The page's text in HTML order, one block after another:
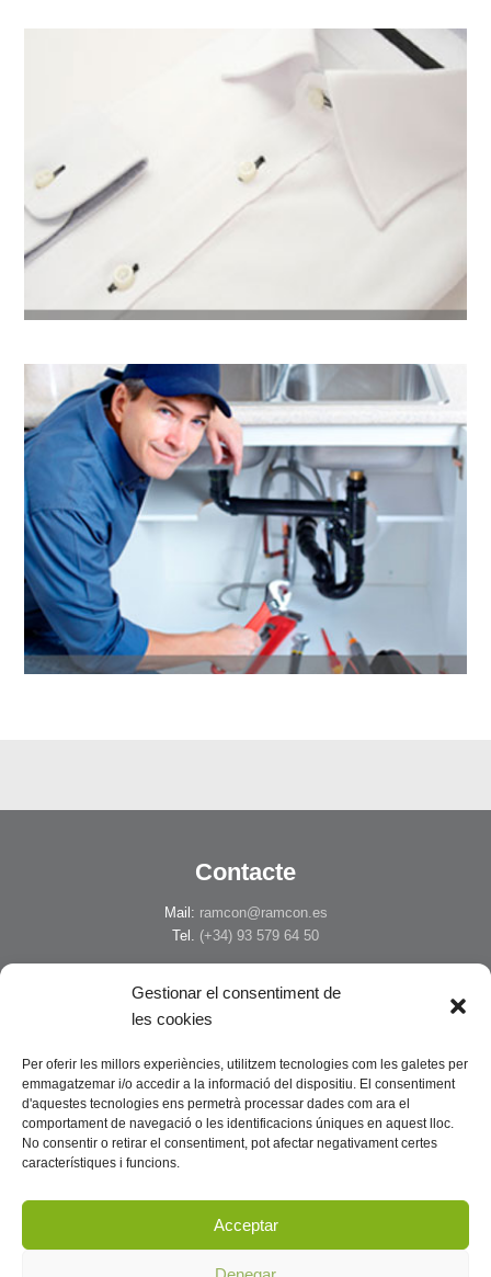
Gestionar el consentiment de
les cookies
Per oferir les millors experiències, utilitzem tecnologies com les galetes per
emmagatzemar i/o accedir a la informació del dispositiu. El consentiment
d'aquestes tecnologies ens permetrà processar dades com ara el
comportament de navegació o les identificacions úniques en aquest lloc.
No consentir o retirar el consentiment, pot afectar negativament certes
característiques i funcions.
Acceptar
Contacte
Mail: ramcon@ramcon.es
Tel. (+34) 93 579 64 50
Canal de denúncies
Sistema intern d'informació i protecció de l'informant.
Accedir
Borsa d’ocupació
Estàs interessat en treballar amb nosaltres?
Formulari